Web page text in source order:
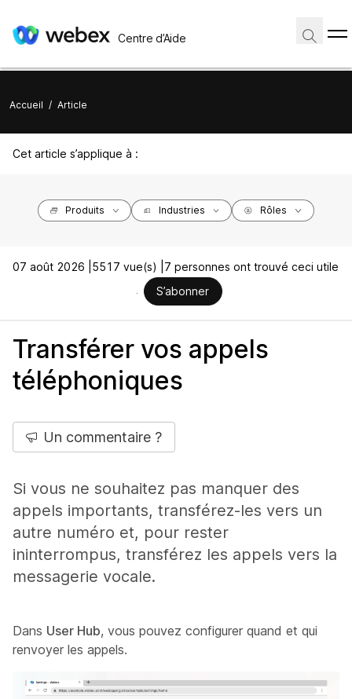
Centre d’Aide
Accueil / Article
Cet article s’applique à :
Produits Industries Rôles
07 août 2026 | 5517 vue(s) | 7 personnes ont trouvé ceci utile
S’abonner
Transférer vos appels
téléphoniques
Un commentaire ?
Si vous ne souhaitez pas manquer des
appels importants, transférez-les vers un
autre numéro et, pour rester
ininterrompus, transférez les appels vers la
messagerie vocale.
Dans User Hub, vous pouvez configurer quand et qui
renvoyer les appels.